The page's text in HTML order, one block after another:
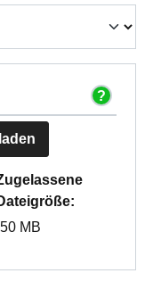
50 MB